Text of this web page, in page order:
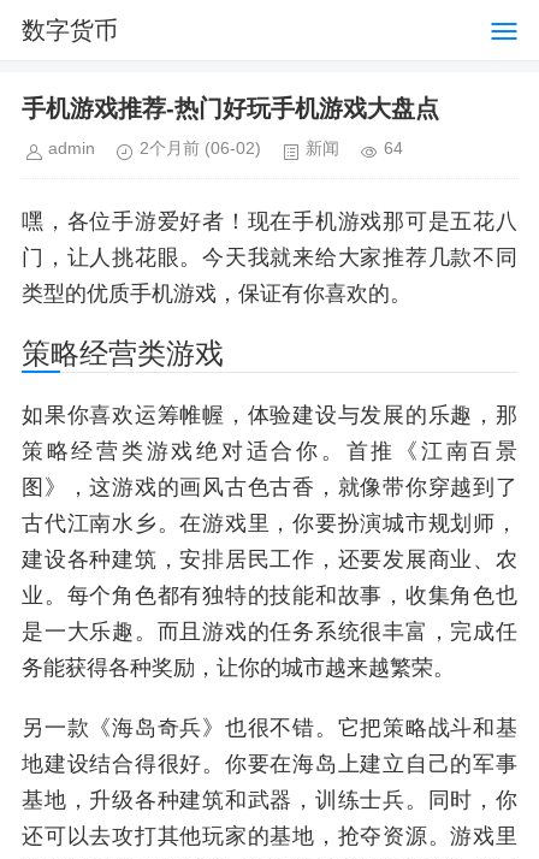
数字货币
手机游戏推荐-热门好玩手机游戏大盘点
admin 2个月前 (06-02) 新闻 64
嘿，各位手游爱好者！现在手机游戏那可是五花八
门，让人挑花眼。今天我就来给大家推荐几款不同
类型的优质手机游戏，保证有你喜欢的。
策略经营类游戏
如果你喜欢运筹帷幄，体验建设与发展的乐趣，那
策略经营类游戏绝对适合你。首推《江南百景
图》，这游戏的画风古色古香，就像带你穿越到了
古代江南水乡。在游戏里，你要扮演城市规划师，
建设各种建筑，安排居民工作，还要发展商业、农
业。每个角色都有独特的技能和故事，收集角色也
是一大乐趣。而且游戏的任务系统很丰富，完成任
务能获得各种奖励，让你的城市越来越繁荣。
另一款《海岛奇兵》也很不错。它把策略战斗和基
地建设结合得很好。你要在海岛上建立自己的军事
基地，升级各种建筑和武器，训练士兵。同时，你
还可以去攻打其他玩家的基地，抢夺资源。游戏里